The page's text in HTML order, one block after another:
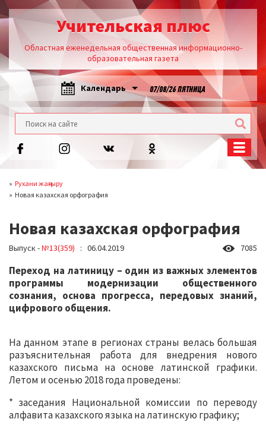
Учительская плюс
Областная еженедельная общественная информационно-
образовательная газета
Календарь 07/08/26 ПЯТНИЦА
Рухани жаңғыру
Новая казахская орфография
Новая казахская орфография
Выпуск -№13(359) : 06.04.2019 7085
Переход на латиницу – один из важных элементов
программы модернизации общественного
сознания, основа прогресса, передовых знаний,
цифрового общения.
На данном этапе в регионах страны велась большая
разъяснительная работа для внедрения нового
казахского письма на основе латинской графики.
Летом и осенью 2018 года проведены:
* заседания Национальной комиссии по переводу
алфавита казахского языка на латинскую графику;